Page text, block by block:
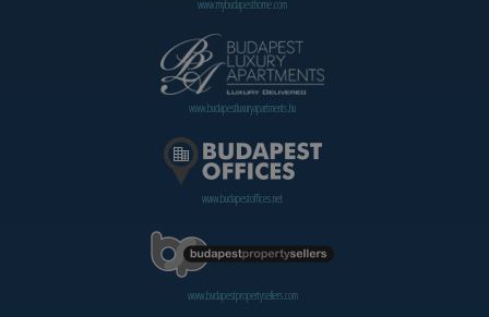
www.mybudapesthome.com
www.budapestluxuryapartments.hu
www.budapestoffices.net
www.budapestpropertysellers.com